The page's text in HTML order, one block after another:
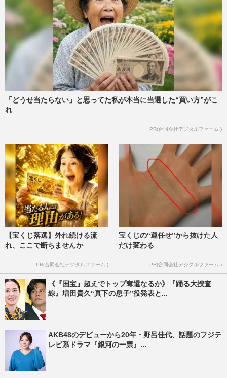
「どうせ当たらない」と思ってた私が本当に当選した“買い方”がこ
れ
PR(合同会社デジタルファーム )
【宝くじ落選】外れ続ける流
れ、ここで断ちませんか
PR(合同会社デジタルファーム )
宝くじの“運任せ”から抜けた人
だけ変わる
PR(合同会社デジタルファーム )
《『国宝』超えでトップ奪還なるか》『踊る大捜査
線』増田貴久“真下の息子”役発表と...
AKB48のデビューから20年・野呂佳代、話題のフジテ
レビ系ドラマ『銀河の一票』...